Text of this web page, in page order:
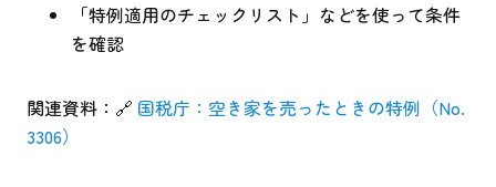
「特例適用のチェックリスト」などを使って条件
を確認
関連資料：🔗 国税庁：空き家を売ったときの特例（No.
3306）